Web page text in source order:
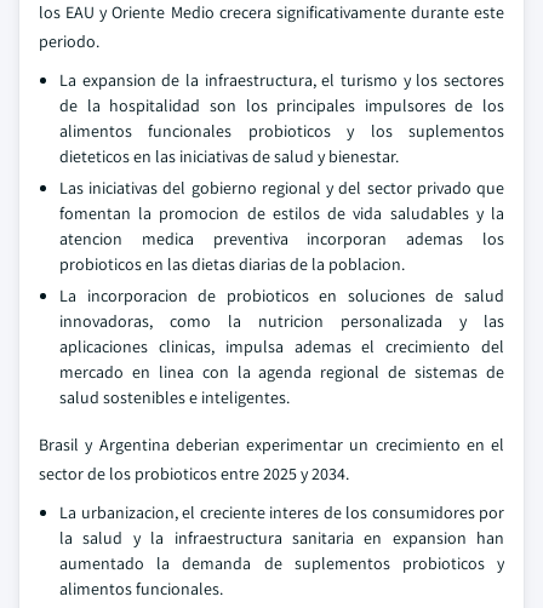
los EAU y Oriente Medio crecera significativamente durante este
periodo.
La expansion de la infraestructura, el turismo y los sectores
de la hospitalidad son los principales impulsores de los
alimentos funcionales probioticos y los suplementos
dieteticos en las iniciativas de salud y bienestar.
Las iniciativas del gobierno regional y del sector privado que
fomentan la promocion de estilos de vida saludables y la
atencion medica preventiva incorporan ademas los
probioticos en las dietas diarias de la poblacion.
La incorporacion de probioticos en soluciones de salud
innovadoras, como la nutricion personalizada y las
aplicaciones clinicas, impulsa ademas el crecimiento del
mercado en linea con la agenda regional de sistemas de
salud sostenibles e inteligentes.
Brasil y Argentina deberian experimentar un crecimiento en el
sector de los probioticos entre 2025 y 2034.
La urbanizacion, el creciente interes de los consumidores por
la salud y la infraestructura sanitaria en expansion han
aumentado la demanda de suplementos probioticos y
alimentos funcionales.